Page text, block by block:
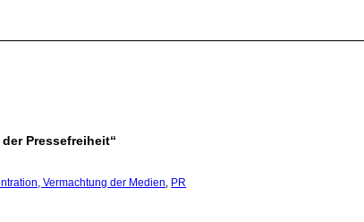
Pressefreiheit“
Vermachtung der Medien, PR